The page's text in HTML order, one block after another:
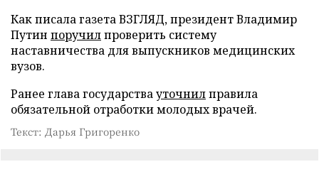
Как писала газета ВЗГЛЯД, президент Владимир
Путин поручилпроверить систему
наставничества для выпускников медицинских
вузов.
Ранее глава государствауточнилправила
обязательной отработки молодых врачей.
Текст: Дарья Григоренко